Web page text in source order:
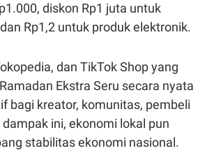
diskon Rp1 juta untuk
Rp1,2 untuk produk elektronik.
dan TikTok Shop yang
Ekstra Seru secara nyata
bagi kreator, komunitas, pembeli
ini, ekonomi lokal pun
stabilitas ekonomi nasional.